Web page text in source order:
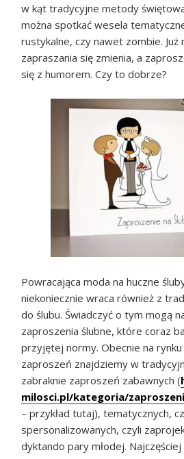
w kąt tradycyjne metody
można spotkać wesela
rustykalne, czy nawet zombie.
zapraszania się zmienia, a
się z humorem. Czy to dobrze?
Powracająca moda na huczne
niekoniecznie wraca również z
do ślubu. Świadczyć o tym mogą
zaproszenia ślubne, które coraz
przyjętej normy. Obecnie na
zaproszeń znajdziemy w
zabraknie zaproszeń zabawnych (
milosci.pl/kategoria/
– przykład tutaj), tematycznych,
spersonalizowanych, czyli
dyktando pary młodej.